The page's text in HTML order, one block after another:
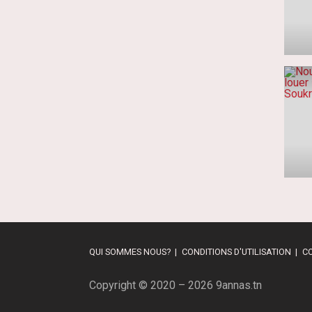
QUI SOMMES NOUS? CONDITIONS D'UTILISATION
Copyright © 2020 – 2026 9annas.tn